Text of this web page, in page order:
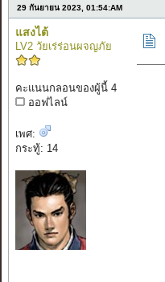
29 กันยายน 2023, 01:54:AM
แสงไต้
LV2 วัยเร่ร่อนผจญภัย
คะแนนกลอนของผู้นี้ 4
ออฟไลน์
เพศ:
กระทู้: 14